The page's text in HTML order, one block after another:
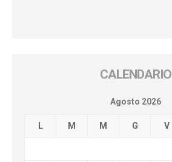
CALENDARIO
Agosto 2026
L M M G V